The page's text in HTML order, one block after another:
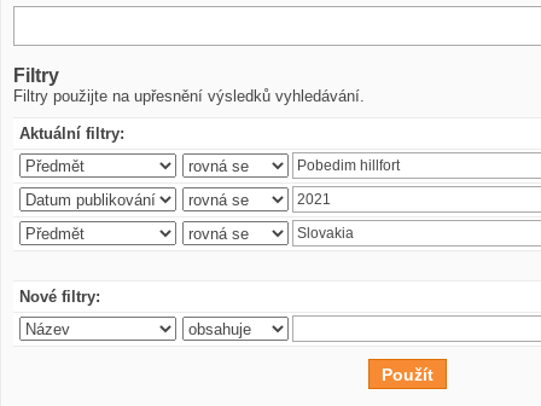
Filtry
Filtry použijte na upřesnění výsledků vyhledávání.
Aktuální filtry:
Nové filtry: